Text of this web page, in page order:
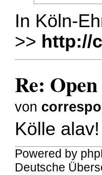
In Köln-
>> http://
Re:
von
Kölle alav!
Powered by
Deutsche